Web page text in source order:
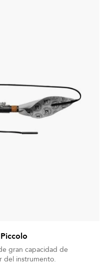
gran capacidad de
del instrumento.